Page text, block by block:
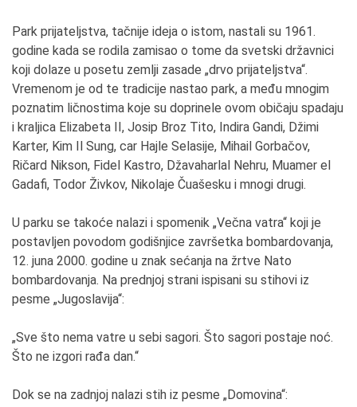
Park prijateljstva, tačnije ideja o istom, nastali su 1961.
godine kada se rodila zamisao o tome da svetski državnici
koji dolaze u posetu zemlji zasade „drvo prijateljstva“.
Vremenom je od te tradicije nastao park, a među mnogim
poznatim ličnostima koje su doprinele ovom običaju spadaju
i kraljica Elizabeta II, Josip Broz Tito, Indira Gandi, Džimi
Karter, Kim Il Sung, car Hajle Selasije, Mihail Gorbačov,
Ričard Nikson, Fidel Kastro, Džavaharlal Nehru, Muamer el
Gadafi, Todor Živkov, Nikolaje Čuašesku i mnogi drugi.
U parku se takoće nalazi i spomenik „Večna vatra“ koji je
postavljen povodom godišnjice završetka bombardovanja,
12. juna 2000. godine u znak sećanja na žrtve Nato
bombardovanja. Na prednjoj strani ispisani su stihovi iz
pesme „Jugoslavija“:
„Sve što nema vatre u sebi sagori. Što sagori postaje noć.
Što ne izgori rađa dan.“
Dok se na zadnjoj nalazi stih iz pesme „Domovina“: